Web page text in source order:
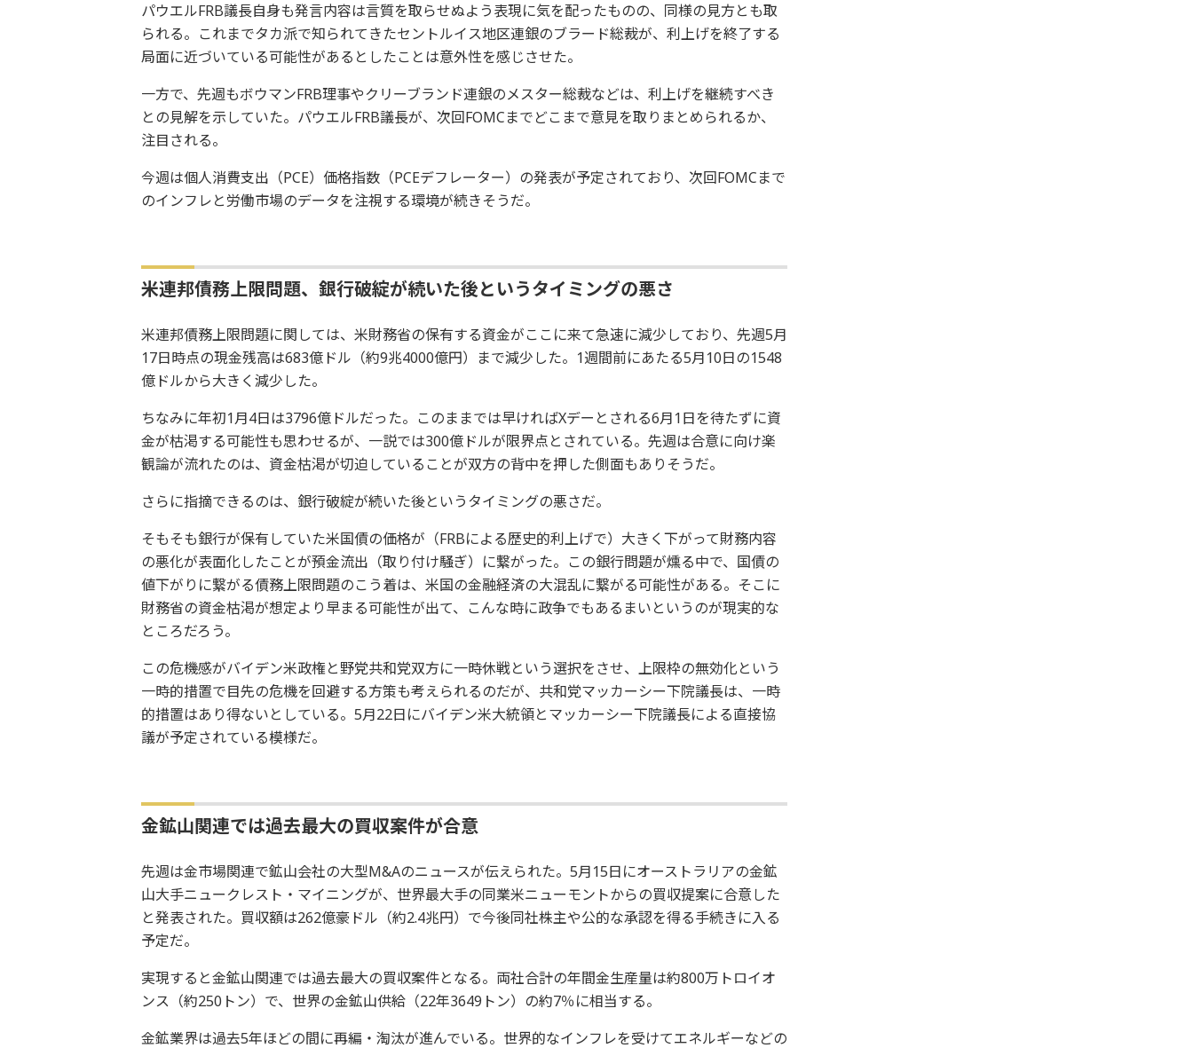
パウエルFRB議長自身も発言内容は言質を取らせぬよう表現に気を配ったものの、同様の見方とも取
られる。これまでタカ派で知られてきたセントルイス地区連銀のブラード総裁が、利上げを終了する
局面に近づいている可能性があるとしたことは意外性を感じさせた。
一方で、先週もボウマンFRB理事やクリーブランド連銀のメスター総裁などは、利上げを継続すべき
との見解を示していた。パウエルFRB議長が、次回FOMCまでどこまで意見を取りまとめられるか、
注目される。
今週は個人消費支出（PCE）価格指数（PCEデフレーター）の発表が予定されており、次回FOMCまで
のインフレと労働市場のデータを注視する環境が続きそうだ。
米連邦債務上限問題、銀行破綻が続いた後というタイミングの悪さ
米連邦債務上限問題に関しては、米財務省の保有する資金がここに来て急速に減少しており、先週5月
17日時点の現金残高は683億ドル（約9兆4000億円）まで減少した。1週間前にあたる5月10日の1548
億ドルから大きく減少した。
ちなみに年初1月4日は3796億ドルだった。このままでは早ければXデーとされる6月1日を待たずに資
金が枯渇する可能性も思わせるが、一説では300億ドルが限界点とされている。先週は合意に向け楽
観論が流れたのは、資金枯渇が切迫していることが双方の背中を押した側面もありそうだ。
さらに指摘できるのは、銀行破綻が続いた後というタイミングの悪さだ。
そもそも銀行が保有していた米国債の価格が（FRBによる歴史的利上げで）大きく下がって財務内容
の悪化が表面化したことが預金流出（取り付け騒ぎ）に繋がった。この銀行問題が燻る中で、国債の
値下がりに繋がる債務上限問題のこう着は、米国の金融経済の大混乱に繋がる可能性がある。そこに
財務省の資金枯渇が想定より早まる可能性が出て、こんな時に政争でもあるまいというのが現実的な
ところだろう。
この危機感がバイデン米政権と野党共和党双方に一時休戦という選択をさせ、上限枠の無効化という
一時的措置で目先の危機を回避する方策も考えられるのだが、共和党マッカーシー下院議長は、一時
的措置はあり得ないとしている。5月22日にバイデン米大統領とマッカーシー下院議長による直接協
議が予定されている模様だ。
金鉱山関連では過去最大の買収案件が合意
先週は金市場関連で鉱山会社の大型M&Aのニュースが伝えられた。5月15日にオーストラリアの金鉱
山大手ニュークレスト・マイニングが、世界最大手の同業米ニューモントからの買収提案に合意した
と発表された。買収額は262億豪ドル（約2.4兆円）で今後同社株主や公的な承認を得る手続きに入る
予定だ。
実現すると金鉱山関連では過去最大の買収案件となる。両社合計の年間金生産量は約800万トロイオ
ンス（約250トン）で、世界の金鉱山供給（22年3649トン）の約7％に相当する。
金鉱業界は過去5年ほどの間に再編・淘汰が進んでいる。世界的なインフレを受けてエネルギーなどの